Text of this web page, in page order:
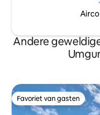
Andere
Favoriet van gasten
Favoriet van gasten